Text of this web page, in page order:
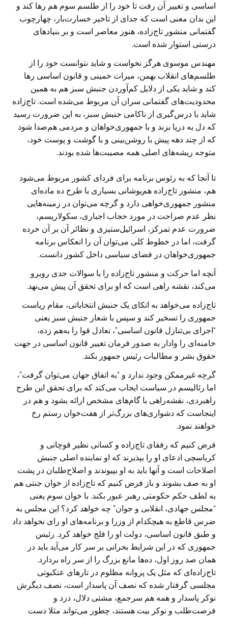
اساسی و تغییر آن رفت تا خود را از ‏طلسم سوم هم رها کند و
این بدان معنی است که جدای از تاخیر خسارت‌بار، چهارچوب
‏گفتمانی منشور تاج‌زاده، هنوز معاصر است و بر بنیادهای
درستی استوار شده است.
مهندس موسوی هرگز نخواست و شاید نتوانست خود را از
طلسم‌های انقلاب بهمن، میراث ‏خمینی و قانون اساسی رها
کند و شاید یکی از دلایل کم‌آوردن جنبش سبز هم به همین
‏محدودیت‌های گفتمانی سران آن مربوط می‌شده است. تاج‌زاده
شاید با درس‌گیری از ‏ناکامی جنبش سبز، به این ضرورت رسید
که دل به دریا بزند و با جمهوری‌خواهان و ‏مردمی هم‌صدا شود
که از چند دهه پیش با روشن‌بینی و با گوشت و پوست خود،
متوجه ‏ریشه‌های اصلی همه مصیبت‌ها شده بودند.
تا آنجا که به رئوس برنامه برای فردای کشور مربوط می‌شود
هم، منشور تاج‌زاده ‏هم‌پوشانی بسیاری با طرح ده ماده‌ای
منشور جمهوری‌خواهی دارد و گرچه می‌توان در ‏زمینه‌هایی
نظر عدم صراحت در مورد حجاب اجباری، سکولاریسم،
ضرورت عدم ‏تمرکز، اسرائیل‌ستیزی و نظائر آن بر آن خرده
گرفت، اما در خطوط کلی می‌توان آن را ‏انعکاس برنامه
جمهوری‌خواهان در فضای سیاسی داخل کشور دانست.
آنچه اما حرکت و منشور تاج‌زاده را با سوالات جدی روبرو
می‌کند، نقشه راهی است که ‏او برای تحقق آن پیش می‌نهد.
تاج‌زاده می‌خواهد به اتکای یک جنبش انتخاباتی، مقام ریاست
جمهوری را تسخیر کند و ‏سپس با شعار جنبش سبز یعنی
“اجرای بی‌تنازل قانون اساسی”، تعادل قوا را به‌هم زده،
‏خامنه‌ای را وادار به صدور فرمان تغییر قانون اساسی در جهت
حقوق بشر و مطالبات ‏رئیس جمهور بکند.
گرچه غیرممکن وجود ندارد و “به اتفاق جهان می‌توان گرفت”،
اما رئالیسم در سیاست ‏ایجاب می‌کند که برای تحقق این طرح
راهبردی، نقشه‌راهی با گام‌های مشخص ارائه ‏بشود و هم در
اینجاست که دشواری‌های بزرگ‌تر از هفت‌خوان رستم رخ
خواهند نمود.
فرض کنیم که رفقای تاج‌زاده و کسانی نظیر قوچانی و
کرباسچی ادعای او را بپذیرند که او ‏نماینده اصلی جنبش
اصلاحات است و آنها باید به او بپیوندند و اصلاح‌طلبان در پشت
او ‏به صف بشوند و باز فرض کنیم که تاج‌زاده از خوان جنتی هم
به لطف حکم حکومتی ‏رهبر عبور بکند. با خوان سوم یعنی
“مجلس جهادی، انقلابی و جوان” چه خواهد کرد؟ ‏این مجلس به
ضرس قاطع به هیچکدام از وزرا و برنامه‌های او رای نخواهد داد
و طبق ‏قانون اساسی، دولت او را فلج خواهد کرد. رئیس
جمهوری که در این شرایط بحرانی بر ‏سر کار می‌آید باید در
همان صد روز اول، ده‌ها مانع بزرگ را از سر راه بردارد.
‏تاج‌زاده‌ای که مثل یک پروانه مظلوم در تار‌های عنکبوتی
مجلسی گرفتار شده که نصف ‏آن پاسدار است، نصف دیگرش
نوکر پاسدار و همه هم سرجمع، مشتی دلال، دزد و
‏فرصت‌طلب و نوکر بیت هستند، چطور می‌تواند مثلا دست